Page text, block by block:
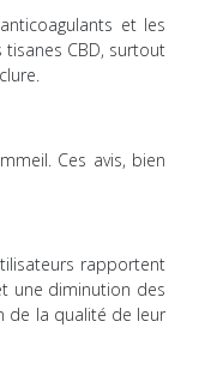
et les
CBD, surtout
Ces avis, bien
rapportent
une diminution des
de la qualité de leur